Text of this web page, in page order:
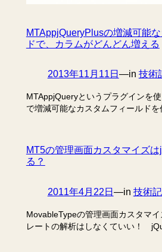
MTAppjQueryPlusの増減可能
ドで、カラムがどんどん増える
2013年11月11日 —in 技術
MTAppjQueryというプラグインを
で増減可能なカスタムフィールド
MT5の管理画面カスタマイズ
る？
2011年4月22日 —in 技術
MovableTypeの管理画面カスタマ
レートの解析はしなくていい！